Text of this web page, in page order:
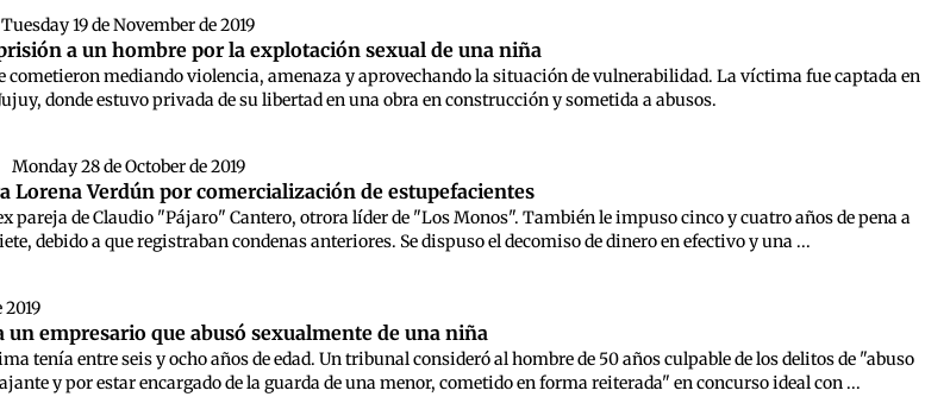
Tuesday 19 de November de 2019
a un hombre por la explotación sexual de una niña
cometieron mediando violencia, amenaza y aprovechando la situación de vulnerabilidad. La víctima fue captada en
donde estuvo privada de su libertad en una obra en construcción y sometida a abusos.
Monday 28 de October de 2019
Lorena Verdún por comercialización de estupefacientes
pareja de Claudio "Pájaro" Cantero, otrora líder de "Los Monos". También le impuso cinco y cuatro años de pena a
debido a que registraban condenas anteriores. Se dispuso el decomiso de dinero en efectivo y una ...
un empresario que abusó sexualmente de una niña
tenía entre seis y ocho años de edad. Un tribunal consideró al hombre de 50 años culpable de los delitos de "abuso
y por estar encargado de la guarda de una menor, cometido en forma reiterada" en concurso ideal con ...